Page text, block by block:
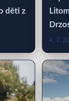
děti z
4. 7.